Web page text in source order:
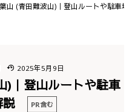
山 (青田難波山)｜登山ルートや駐車
2025年5月9日
)｜登山ルートや駐車
説
PR含む